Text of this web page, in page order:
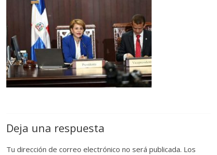
Deja una respuesta
Tu dirección de correo electrónico no será publicada. Los